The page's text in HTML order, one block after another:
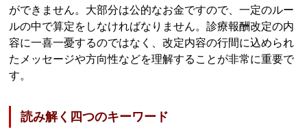
ができません。大部分は公的なお金ですので、一定のルー
ルの中で算定をしなければなりません。診療報酬改定の内
容に一喜一憂するのではなく、改定内容の行間に込められ
たメッセージや方向性などを理解することが非常に重要で
す。
読み解く四つのキーワード